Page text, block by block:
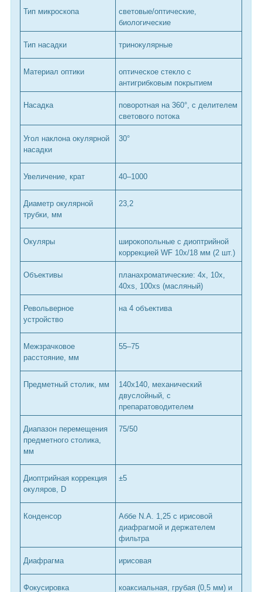
Тип микроскопа
световые/оптические,
биологические
Тип насадки тринокулярные
Материал оптики
оптическое стекло с
антигрибковым покрытием
Насадка
поворотная на 360°, с делителем
светового потока
Угол наклона окулярной
насадки
30°
Увеличение, крат 40–1000
Диаметр окулярной
трубки, мм
23,2
Окуляры
широкопольные с диоптрийной
коррекцией WF 10х/18 мм (2 шт.)
Объективы
планахроматические: 4х, 10х,
40хs, 100хs (масляный)
Револьверное
устройство
на 4 объектива
Межзрачковое
расстояние, мм
55–75
Предметный столик, мм
140х140, механический
двуслойный, с
препаратоводителем
Диапазон перемещения
предметного столика,
мм
75/50
Диоптрийная коррекция
окуляров, D
±5
Конденсор
Аббе N.A. 1,25 с ирисовой
диафрагмой и держателем
фильтра
Диафрагма ирисовая
Фокусировка
коаксиальная, грубая (0,5 мм) и